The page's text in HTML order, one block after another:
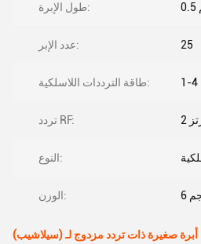
طول الإبرة:
عدد الإبر: 25
طاقة الترددات اللاسلكية: 1-4
تردد RF:
النوع:
الوزن:
أبرة صغيرة ذات تردد مزدوج لـ (سيلاشيب)